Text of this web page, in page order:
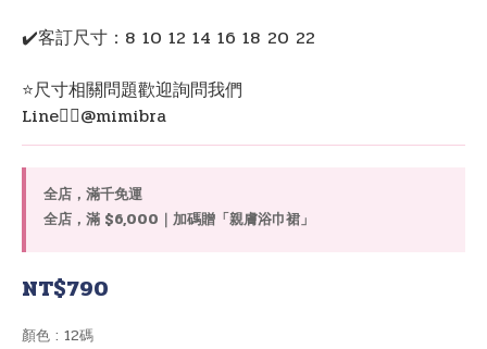
✔️客訂尺寸：8 10 12 14 16 18 20 22
⭐️尺寸相關問題歡迎詢問我們
Line👉🏻@mimibra
全店，滿千免運
全店，滿 $6,000｜加碼贈「親膚浴巾裙」
NT$790
顏色 : 12碼